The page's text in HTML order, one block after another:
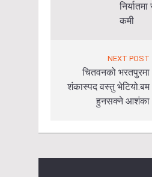
कमी
NEXT POST
चितवनको भरतपुरमा
शंकास्पद वस्तु भेटियो:बम
हुनसक्ने आशंका